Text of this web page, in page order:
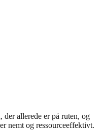
allerede er på ruten, og
nemt og ressourceeffektivt.